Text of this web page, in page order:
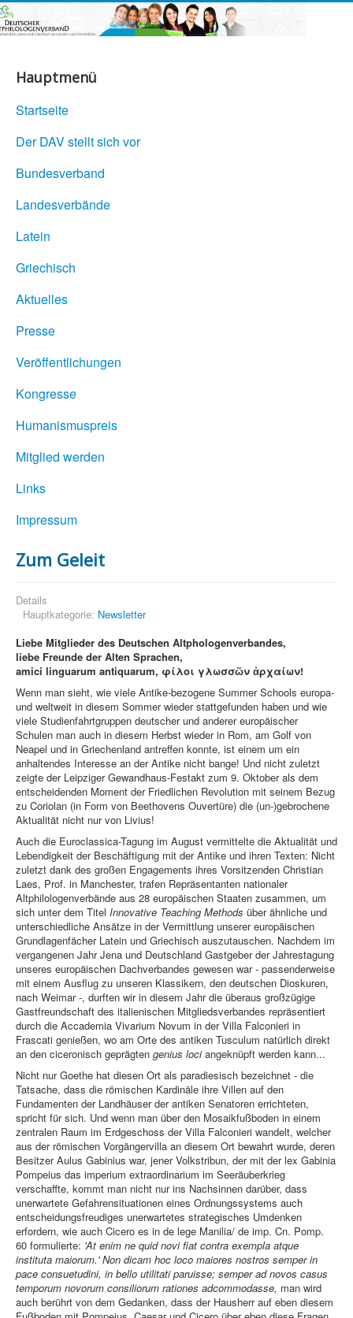
Hauptmenü
Startseite
Der DAV stellt sich vor
Bundesverband
Landesverbände
Latein
Griechisch
Aktuelles
Presse
Veröffentlichungen
Kongresse
Humanismuspreis
Mitglied werden
Links
Impressum
Zum Geleit
Details
Hauptkategorie: Newsletter
Liebe Mitglieder des Deutschen Altphologenverbandes,
liebe Freunde der Alten Sprachen,
amici linguarum antiquarum, φίλοι γλωσσῶν ἀρχαίων!
Wenn man sieht, wie viele Antike-bezogene Summer Schools europa-
und weltweit in diesem Sommer wieder stattgefunden haben und wie
viele Studienfahrtgruppen deutscher und anderer europäischer
Schulen man auch in diesem Herbst wieder in Rom, am Golf von
Neapel und in Griechenland antreffen konnte, ist einem um ein
anhaltendes Interesse an der Antike nicht bange! Und nicht zuletzt
zeigte der Leipziger Gewandhaus-Festakt zum 9. Oktober als dem
entscheidenden Moment der Friedlichen Revolution mit seinem Bezug
zu Coriolan (in Form von Beethovens Ouvertüre) die (un-)gebrochene
Aktualität nicht nur von Livius!
Auch die Euroclassica-Tagung im August vermittelte die Aktualität und
Lebendigkeit der Beschäftigung mit der Antike und ihren Texten: Nicht
zuletzt dank des großen Engagements ihres Vorsitzenden Christian
Laes, Prof. in Manchester, trafen Repräsentanten nationaler
Altphilologenverbände aus 28 europäischen Staaten zusammen, um
sich unter dem Titel Innovative Teaching Methods über ähnliche und
unterschiedliche Ansätze in der Vermittlung unserer europäischen
Grundlagenfächer Latein und Griechisch auszutauschen. Nachdem im
vergangenen Jahr Jena und Deutschland Gastgeber der Jahrestagung
unseres europäischen Dachverbandes gewesen war - passenderweise
mit einem Ausflug zu unseren Klassikern, den deutschen Dioskuren,
nach Weimar -, durften wir in diesem Jahr die überaus großzügige
Gastfreundschaft des italienischen Mitgliedsverbandes repräsentiert
durch die Accademia Vivarium Novum in der Villa Falconieri in
Frascati genießen, wo am Orte des antiken Tusculum natürlich direkt
an den ciceronisch geprägten genius lociangeknüpft werden kann...
Nicht nur Goethe hat diesen Ort als paradiesisch bezeichnet - die
Tatsache, dass die römischen Kardinäle ihre Villen auf den
Fundamenten der Landhäuser der antiken Senatoren errichteten,
spricht für sich. Und wenn man über den Mosaikfußboden in einem
zentralen Raum im Erdgeschoss der Villa Falconieri wandelt, welcher
aus der römischen Vorgängervilla an diesem Ort bewahrt wurde, deren
Besitzer Aulus Gabinius war, jener Volkstribun, der mit der lex Gabinia
Pompeius das imperium extraordinarium im Seeräuberkrieg
verschaffte, kommt man nicht nur ins Nachsinnen darüber, dass
unerwartete Gefahrensituationen eines Ordnungssystems auch
entscheidungsfreudiges unerwartetes strategisches Umdenken
erfordern, wie auch Cicero es in de lege Manilia/ de imp. Cn. Pomp.
60 formulierte: 'At enim ne quid novi fiat contra exempla atque
instituta maiorum.'Non dicam hoc loco maiores nostros semper in
pace consuetudini, in bello utilitati paruisse; semper ad novos casus
temporum novorum consiliorum rationes adcommodasse, man wird
auch berührt von dem Gedanken, dass der Hausherr auf eben diesem